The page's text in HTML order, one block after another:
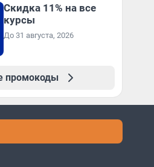
Скидка 11% на все
курсы
До 31 августа, 2026
промокоды